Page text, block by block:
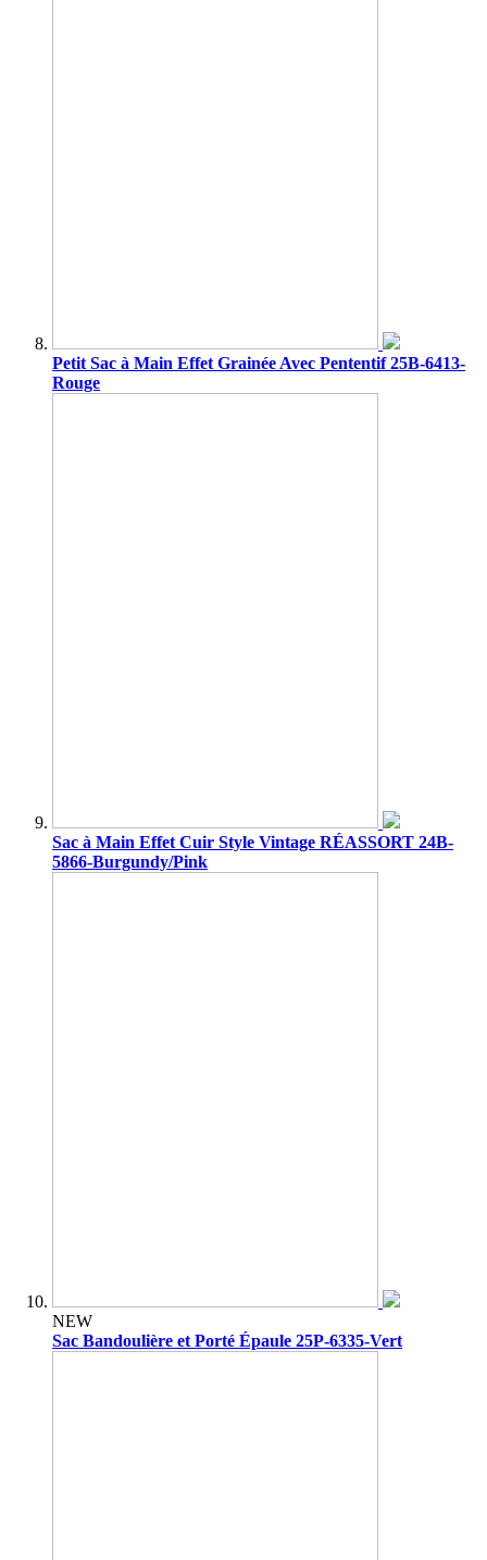
Petit Sac à Main Effet Grainée Avec Pententif 25B-6413-
Rouge
Sac à Main Effet Cuir Style Vintage RÉASSORT 24B-
5866-Burgundy/Pink
NEW
Sac Bandoulière et Porté Épaule 25P-6335-Vert